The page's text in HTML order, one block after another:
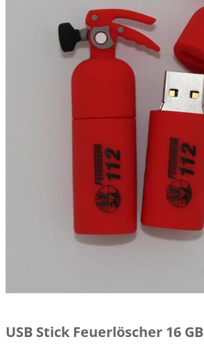
USB Stick Feuerlöscher 16 GB